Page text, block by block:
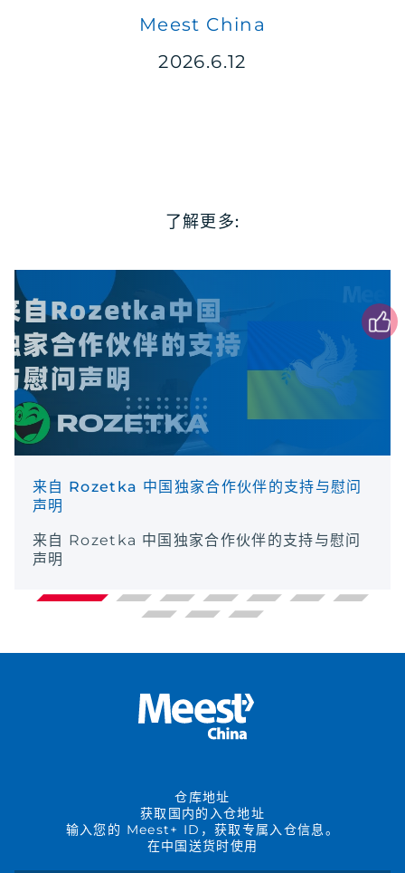
Meest China
2026.6.12
了解更多:
来自 Rozetka 中国独家合作伙伴的支持与慰问
声明
来自 Rozetka 中国独家合作伙伴的支持与慰问
声明
仓库地址
获取国内的入仓地址
输入您的 Meest+ ID，获取专属入仓信息。
在中国送货时使用